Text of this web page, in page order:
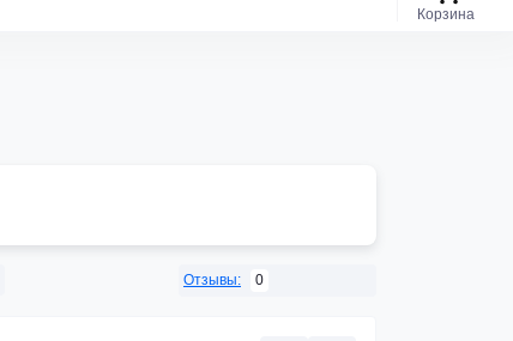
Корзина
Отзывы: 0